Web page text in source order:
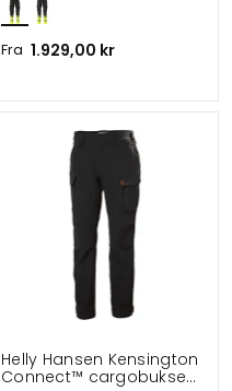
Fra 1.929,00 kr
Helly Hansen Kensington
Connect™ cargobukse